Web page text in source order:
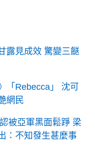
露見成效 驚變三餸
「Rebecca」 沈可
網民
被亞軍黑面鬆踭 梁
：不知發生甚麼事